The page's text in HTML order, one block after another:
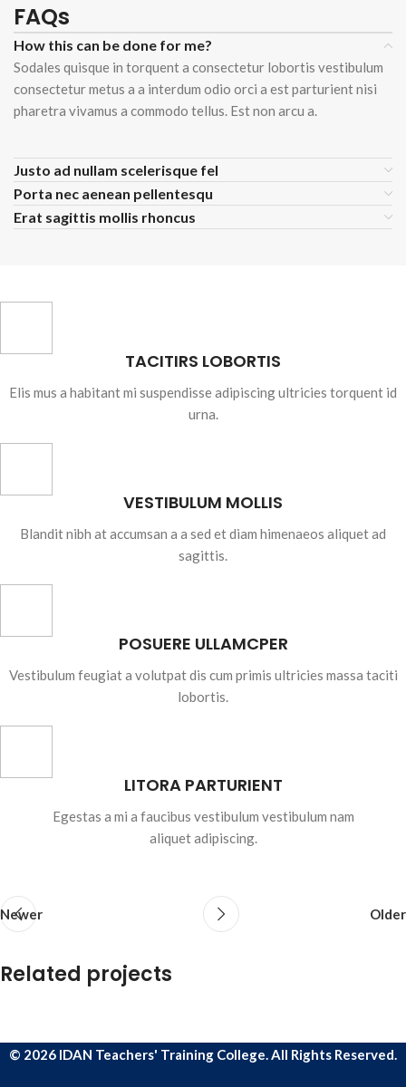
FAQs
How this can be done for me?
Sodales quisque in torquent a consectetur lobortis vestibulum
consectetur metus a a interdum odio orci a est parturient nisi
pharetra vivamus a commodo tellus. Est non arcu a.
Justo ad nullam scelerisque fel
Porta nec aenean pellentesqu
Erat sagittis mollis rhoncus
TACITIRS LOBORTIS
Elis mus a habitant mi suspendisse adipiscing ultricies torquent id
urna.
VESTIBULUM MOLLIS
Blandit nibh at accumsan a a sed et diam himenaeos aliquet ad
sagittis.
POSUERE ULLAMCPER
Vestibulum feugiat a volutpat dis cum primis ultricies massa taciti
lobortis.
LITORA PARTURIENT
Egestas a mi a faucibus vestibulum vestibulum nam
aliquet adipiscing.
Newer Older
Related projects
Kitchen
Suspendisse quam at vestibulum
© 2026 IDAN Teachers' Training College. All Rights Reserved.